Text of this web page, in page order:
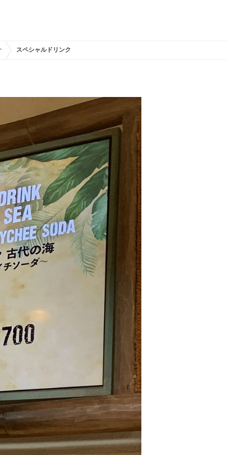
スペシャルドリンク